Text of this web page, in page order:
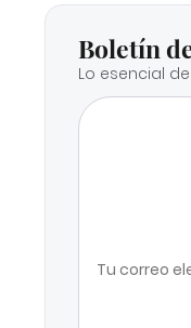
Boletín
Lo esencial